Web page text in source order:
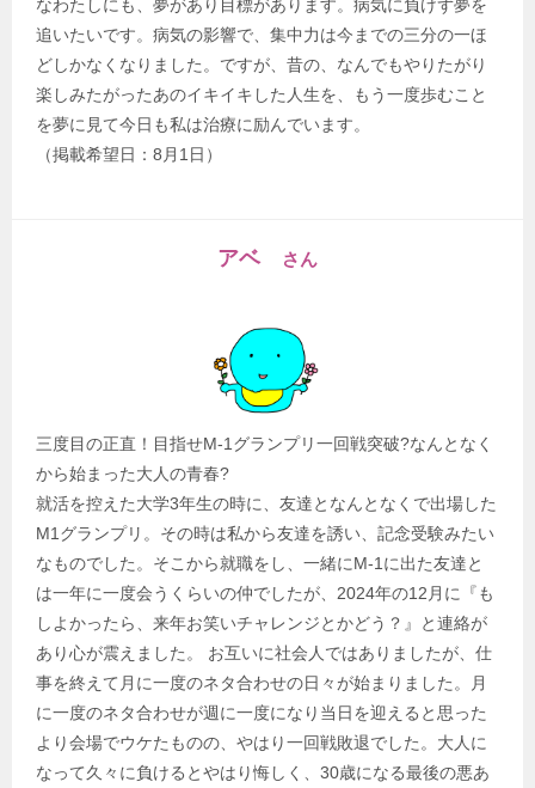
なわたしにも、夢があり目標があります。病気に負けず夢を
追いたいです。病気の影響で、集中力は今までの三分の一ほ
どしかなくなりました。ですが、昔の、なんでもやりたがり
楽しみたがったあのイキイキした人生を、もう一度歩むこと
を夢に見て今日も私は治療に励んでいます。
（掲載希望日：8月1日）
アベ さん
三度目の正直！目指せM-1グランプリ一回戦突破?なんとなく
から始まった大人の青春?
就活を控えた大学3年生の時に、友達となんとなくで出場した
M1グランプリ。その時は私から友達を誘い、記念受験みたい
なものでした。そこから就職をし、一緒にM-1に出た友達と
は一年に一度会うくらいの仲でしたが、2024年の12月に『も
しよかったら、来年お笑いチャレンジとかどう？』と連絡が
あり心が震えました。 お互いに社会人ではありましたが、仕
事を終えて月に一度のネタ合わせの日々が始まりました。月
に一度のネタ合わせが週に一度になり当日を迎えると思った
より会場でウケたものの、やはり一回戦敗退でした。大人に
なって久々に負けるとやはり悔しく、30歳になる最後の悪あ